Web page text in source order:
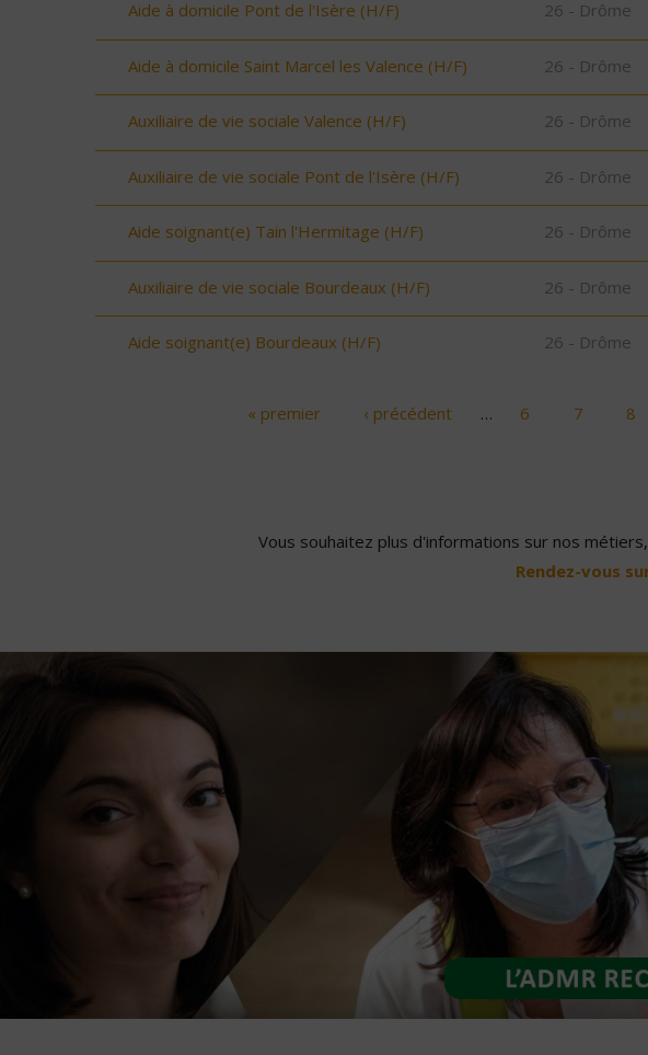
Aide à domicile Pont de l'Isère (H/F) 26 - Drôme
Aide à domicile Saint Marcel les Valence (H/F) 26 - Drôme
Auxiliaire de vie sociale Valence (H/F) 26 - Drôme
Auxiliaire de vie sociale Pont de l'Isère (H/F) 26 - Drôme
Aide soignant(e) Tain l'Hermitage (H/F) 26 - Drôme
Auxiliaire de vie sociale Bourdeaux (H/F) 26 - Drôme
Aide soignant(e) Bourdeaux (H/F) 26 - Drôme
« premier ‹ précédent … 6 7 8
Vous souhaitez plus d'informations sur nos
Rendez-vous